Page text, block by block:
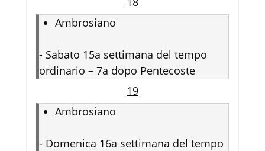
Ambrosiano
- Sabato 15a settimana del tempo
ordinario – 7a dopo Pentecoste
19
Ambrosiano
- Domenica 16a settimana del tempo